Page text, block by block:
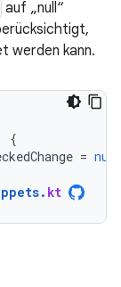
auf „null“
werden kann.
{
=
. kt